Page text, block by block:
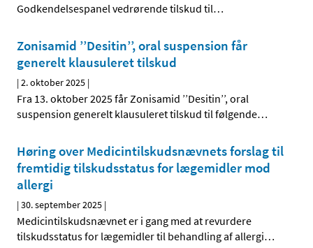
Godkendelsespanel vedrørende tilskud til…
Zonisamid ’’Desitin’’, oral suspension får
generelt klausuleret tilskud
|2. oktober 2025 |
Fra 13. oktober 2025 får Zonisamid ’’Desitin’’, oral
suspension generelt klausuleret tilskud til følgende…
Høring over Medicintilskudsnævnets forslag til
fremtidig tilskudsstatus for lægemidler mod
allergi
|30. september 2025 |
Medicintilskudsnævnet er i gang med at revurdere
tilskudsstatus for lægemidler til behandling af allergi…